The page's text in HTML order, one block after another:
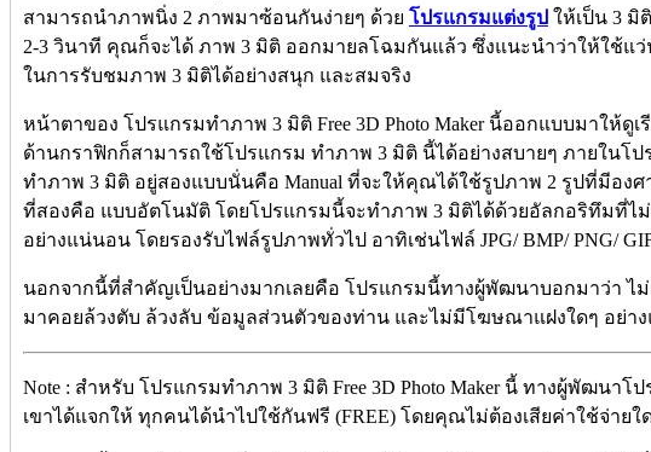
สามารถนำภาพนิ่ง 2 ภาพมาซ้อนกันง่ายๆ ด้วย โปรแกรมแต่งรูป ให้เป็น 3 มิ
2-3 วินาที คุณก็จะได้ ภาพ 3 มิติ ออกมายลโฉมกันแล้ว ซึ่งแนะนำว่าให้ใช้แว่
ในการรับชมภาพ 3 มิติได้อย่างสนุก และสมจริง
หน้าตาของ โปรแกรมทำภาพ 3 มิติ Free 3D Photo Maker นี้ออกแบบมาให้ดู
ด้านกราฟิกก็สามารถใช้โปรแกรม ทำภาพ 3 มิติ นี้ได้อย่างสบายๆ ภายในโ
ทำภาพ 3 มิติ อยู่สองแบบนั่นคือ Manual ที่จะให้คุณได้ใช้รูปภาพ 2 รูปที่มีองศ
ที่สองคือ แบบอัตโนมัติ โดยโปรแกรมนี้จะทำภาพ 3 มิติได้ด้วยอัลกอริทึมที่ไ
อย่างแน่นอน โดยรองรับไฟล์รูปภาพทั่วไป อาทิเช่นไฟล์ JPG/ BMP/ PNG/
นอกจากนี้ที่สำคัญเป็นอย่างมากเลยคือ โปรแกรมนี้ทางผู้พัฒนาบอกมาว่า ไม่
มาคอยล้วงตับ ล้วงลับ ข้อมูลส่วนตัวของท่าน และไม่มีโฆษณาแฝงใดๆ อย่า
Note : สำหรับ โปรแกรมทำภาพ 3 มิติ Free 3D Photo Maker นี้ ทางผู้พัฒนาโปร
เขาได้แจกให้ ทุกคนได้นำไปใช้กันฟรี (FREE) โดยคุณไม่ต้องเสียค่าใช้จ่ายใ